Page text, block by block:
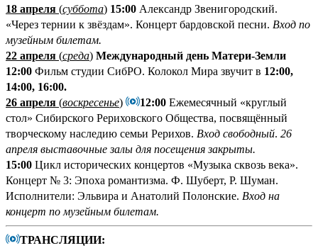
18 апреля (суббота) 15:00 Александр Звенигородский.
«Через тернии к звёздам». Концерт бардовской песни. Вход по
музейным билетам.
22 апреля (среда) Международный день Матери-Земли
12:00 Фильм студии СибРО. Колокол Мира звучит в 12:00,
14:00, 16:00.
26 апреля (воскресенье) 12:00 Ежемесячный «круглый
стол» Сибирского Рериховского Общества, посвящённый
творческому наследию семьи Рерихов. Вход свободный. 26
апреля выставочные залы для посещения закрыты.
15:00 Цикл исторических концертов «Музыка сквозь века».
Концерт № 3: Эпоха романтизма. Ф. Шуберт, Р. Шуман.
Исполнители: Эльвира и Анатолий Полонские. Вход на
концерт по музейным билетам.
ТРАНСЛЯЦИИ: